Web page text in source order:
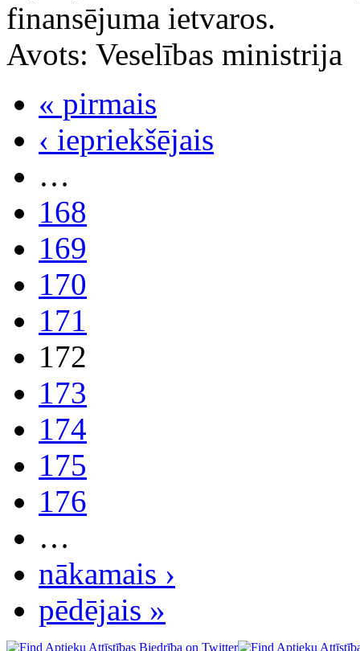
finansējuma ietvaros.
Avots: Veselības ministrija
« pirmais
‹ iepriekšējais
…
168
169
170
171
172
173
174
175
176
…
nākamais ›
pēdējais »